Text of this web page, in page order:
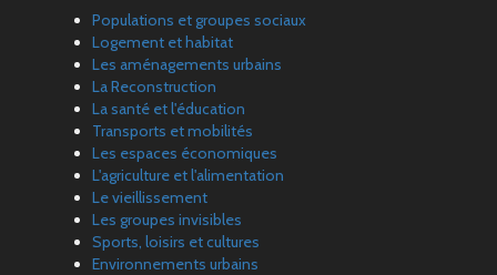
Populations et groupes sociaux
Logement et habitat
Les aménagements urbains
La Reconstruction
La santé et l'éducation
Transports et mobilités
Les espaces économiques
L'agriculture et l'alimentation
Le vieillissement
Les groupes invisibles
Sports, loisirs et cultures
Environnements urbains